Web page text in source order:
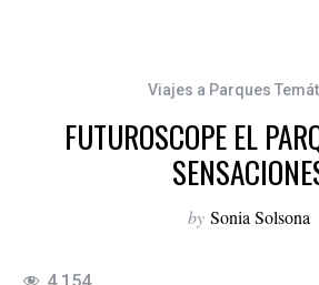
Viajes a Parques
FUTUROSCOPE EL
by Sonia Solsona